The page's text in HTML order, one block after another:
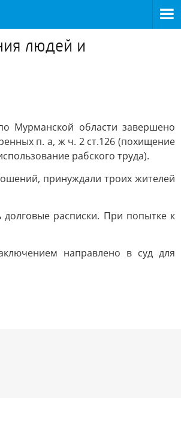
людей и
Мурманской области завершено
п. а, ж ч. 2 ст.126 (похищение
рабского труда).
принуждали троих жителей
расписки. При попытке к
направлено в суд для